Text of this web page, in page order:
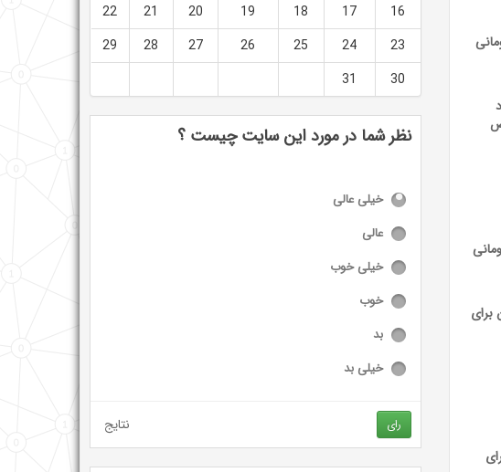
تومانی
تومانی
16
17
18
19
20
21
22
23
24
25
26
27
28
29
30
31
نظر شما در مورد این سایت چیست ؟
خیلی عالی
عالی
خیلی خوب
خوب
بد
خیلی بد
رای نتایج